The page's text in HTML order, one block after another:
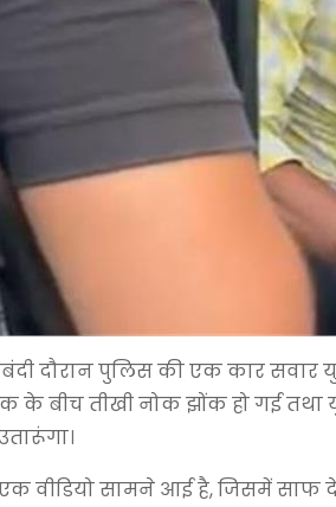
दौरान पुलिस की एक कार
बीच तीखी नोक झोंक हो गई तथा
वीडियो सामने आई है, जिसमें